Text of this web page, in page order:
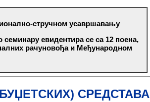
стручном усавршавању
евидентира се са 12 поена,
рачуновођа и Међународном
СРЕДСТАВА